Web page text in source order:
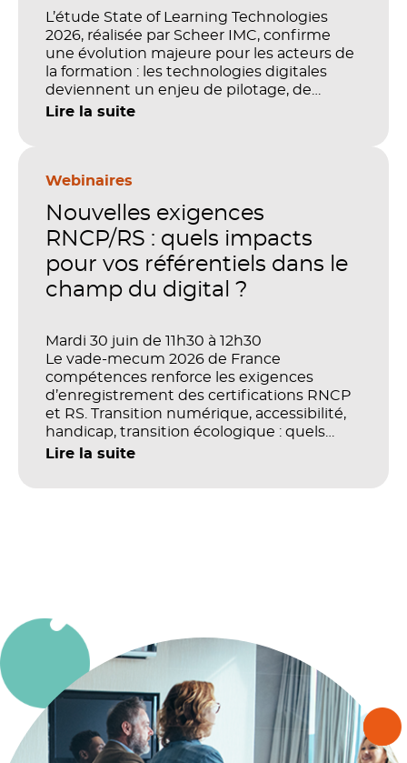
L’étude State of Learning Technologies
2026, réalisée par Scheer IMC, confirme
une évolution majeure pour les acteurs de
la formation : les technologies digitales
deviennent un enjeu de pilotage, de
performance et de preuve de valeur. IA,
stratégique. Mais comment démontrer
investissements sur les compétences, la
productivité et la performance des
Lire la suite
Webinaires
Nouvelles exigences
RNCP/RS : quels impacts
pour vos référentiels dans le
champ du digital ?
Mardi 30 juin de 11h30 à 12h30
Le vade-mecum 2026 de France
compétences renforce les exigences
d’enregistrement des certifications RNCP
et RS. Transition numérique, accessibilité,
handicap, transition écologique : quels
impacts concrets pour les référentiels dans
Lire la suite